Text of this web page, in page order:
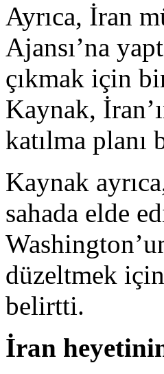
Ayrıca, İran
Ajansı’na
çıkmak için
Kaynak,
katılma planı
Kaynak
sahada elde
düzeltmek
belirtti.
İran